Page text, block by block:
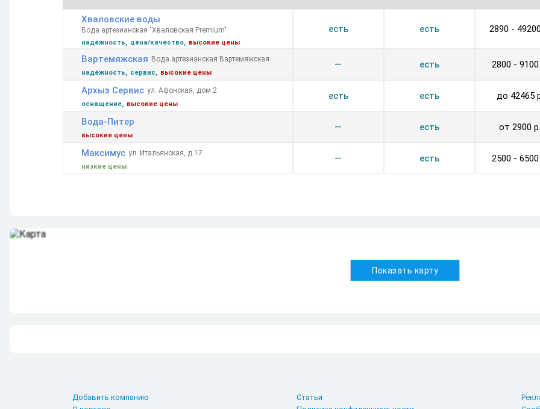
Хваловские воды
Вода артезианская "Хваловская Premium" есть есть 2890 -
надёжность цена/качество высокие цены
Вартемяжская Вода артезианская Вартемяжская — есть 2800 -
надёжность сервис высокие цены
Архыз Сервис ул. Афонская, дом 2 есть есть до 42465
оснащение высокие цены
Вода-Питер — есть от 2900
высокие цены
Максимус ул. Итальянская, д.17 — есть 2500 -
низкие цены
Показать карту
Добавить компанию
Статьи